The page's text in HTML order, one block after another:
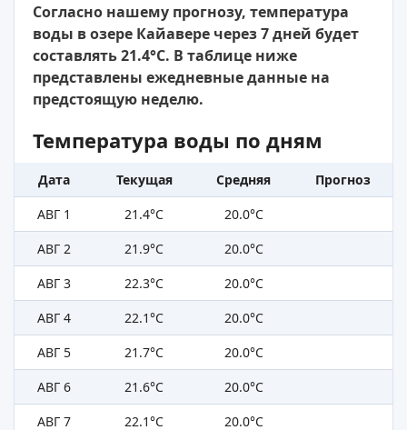
Согласно нашему прогнозу, температура
воды в озере Кайавере через 7 дней будет
составлять 21.4°C. В таблице ниже
представлены ежедневные данные на
предстоящую неделю.
Температура воды по дням
Дата Текущая Средняя
Прогноз
АВГ 1
21.4°C
20.0°C
АВГ 2
21.9°C
20.0°C
АВГ 3
22.3°C
20.0°C
АВГ 4
22.1°C
20.0°C
АВГ 5
21.7°C
20.0°C
АВГ 6
21.6°C
20.0°C
АВГ 7
22.1°C 20.0°C